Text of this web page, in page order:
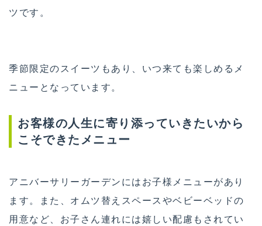
ツです。
季節限定のスイーツもあり、いつ来ても楽しめるメ
ニューとなっています。
お客様の人生に寄り添っていきたいから
こそできたメニュー
アニバーサリーガーデンにはお子様メニューがあり
ます。また、オムツ替えスペースやベビーベッドの
用意など、お子さん連れには嬉しい配慮もされてい